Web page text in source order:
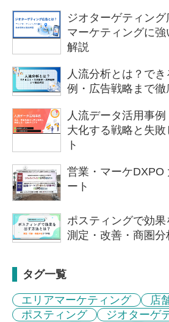
ジオターゲティン
マーケティングに
解説
人流分析とは？で
例・広告戦略まで徹
人流データ活用事
大化する戦略と失
ト
営業・マーケDXPO
ート
ポスティングで効果
測定・改善・商圏分
タグ一覧
エリアマーケティング
店
ポスティング
ジオターゲ